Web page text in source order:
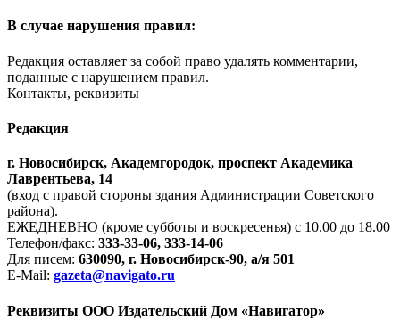
В случае нарушения правил:
Редакция оставляет за собой право удалять комментарии,
поданные с нарушением правил.
Контакты, реквизиты
Редакция
г. Новосибирск, Академгородок, проспект Академика
Лаврентьева, 14
(вход с правой стороны здания Администрации Советского
района).
ЕЖЕДНЕВНО (кроме субботы и воскресенья) с 10.00 до 18.00
Телефон/факс: 333-33-06, 333-14-06
Для писем: 630090, г. Новосибирск-90, а/я 501
E-Mail: gazeta@navigato.ru
Реквизиты ООО Издательский Дом «Навигатор»